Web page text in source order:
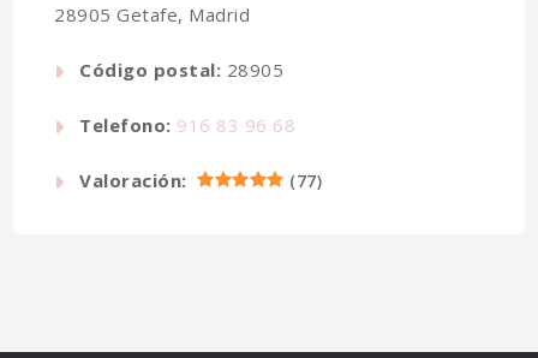
28905 Getafe, Madrid
Código postal: 28905
Telefono: 916 83 96 68
Valoración: (77)